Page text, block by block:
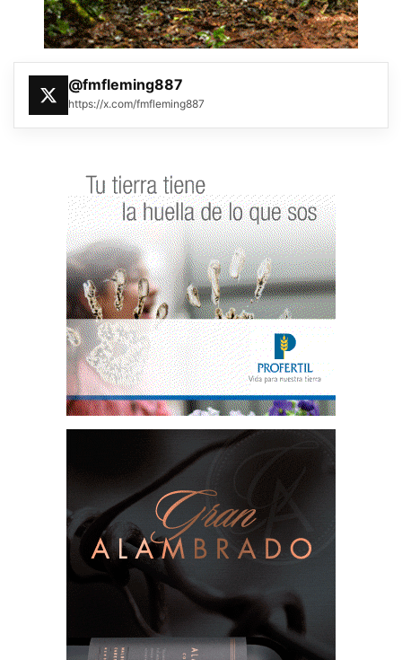
@fmfleming887
https://x.com/fmfleming887